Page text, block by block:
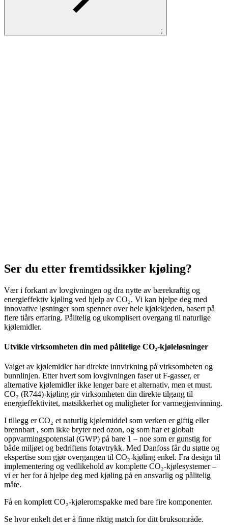
;
Ser du etter fremtidssikker kjøling?
Vær i forkant av lovgivningen og dra nytte av bærekraftig og
energieffektiv kjøling ved hjelp av CO₂. Vi kan hjelpe deg med
innovative løsninger som spenner over hele kjølekjeden, basert på
flere tiårs erfaring. Pålitelig og ukomplisert overgang til naturlige
kjølemidler.
Utvikle virksomheten din med pålitelige CO₂-kjøleløsninger
Valget av kjølemidler har direkte innvirkning på virksomheten og
bunnlinjen. Etter hvert som lovgivningen faser ut F-gasser, er
alternative kjølemidler ikke lenger bare et alternativ, men et must.
CO₂ (R744)-kjøling gir virksomheten din direkte tilgang til
energieffektivitet, matsikkerhet og muligheter for varmegjenvinning.
I tillegg er CO₂ et naturlig kjølemiddel som verken er giftig eller
brennbart , som ikke bryter ned ozon, og som har et globalt
oppvarmingspotensial (GWP) på bare 1 – noe som er gunstig for
både miljøet og bedriftens fotavtrykk. Med Danfoss får du støtte og
ekspertise som gjør overgangen til CO₂-kjøling enkel. Fra design til
implementering og vedlikehold av komplette CO₂-kjølesystemer –
vi er her for å hjelpe deg med kjøling på en ansvarlig og pålitelig
måte.
Få en komplett CO₂-kjøleromspakke med bare fire komponenter.
Se hvor enkelt det er å finne riktig match for ditt bruksområde.